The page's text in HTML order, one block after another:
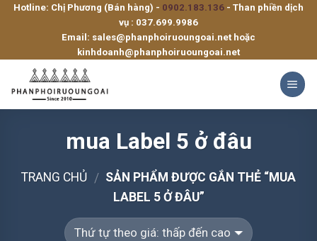
SkipHotline: Chị Phương (Bán hàng) - 0902.183.136 - Than phiền dịch
vụ : 037.699.9986
Email: sales@phanphoiruoungoai.net hoặc
kinhdoanh@phanphoiruoungoai.net
mua Label 5 ở đâu
TRANG CHỦ / SẢN PHẨM ĐƯỢC GẮN THẺ “MUA
LABEL 5 Ở ĐÂU”